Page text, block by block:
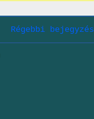
Régebbi bejegyzés